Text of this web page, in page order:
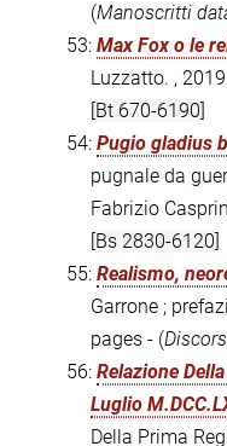
(Manoscritti
53: Max Fox o le
Luzzatto. ,
[Bt 670-6190]
54: Pugio gladius
pugnale da
Fabrizio
[Bs 2830-6120]
55: Realismo,
Garrone ;
pages - (
56: Relazione
Luglio
Della Prima